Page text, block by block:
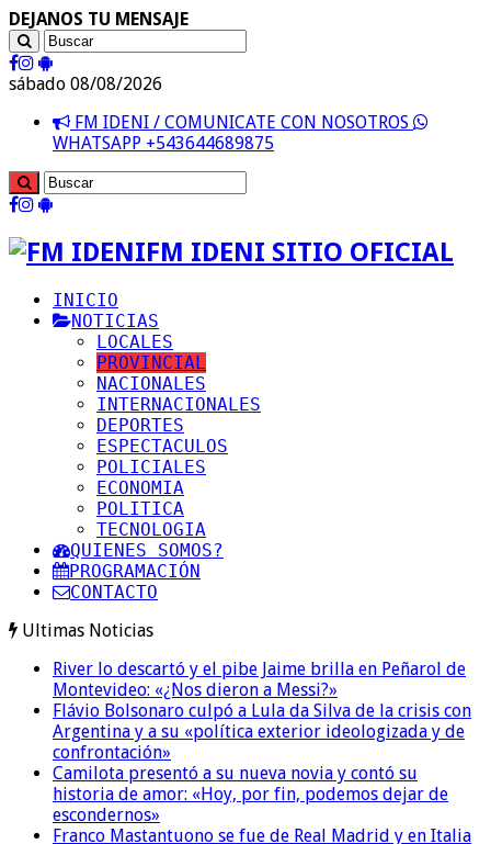
DEJANOS TU MENSAJE
sábado 08/08/2026
FM IDENI / COMUNICATE CON NOSOTROS
WHATSAPP +543644689875
FM IDENI SITIO OFICIAL
INICIO
NOTICIAS
LOCALES
PROVINCIAL
NACIONALES
INTERNACIONALES
DEPORTES
ESPECTACULOS
POLICIALES
ECONOMIA
POLITICA
TECNOLOGIA
QUIENES SOMOS?
PROGRAMACIÓN
CONTACTO
Ultimas Noticias
River lo descartó y el pibe Jaime brilla en Peñarol de
Montevideo: «¿Nos dieron a Messi?»
Flávio Bolsonaro culpó a Lula da Silva de la crisis con
Argentina y a su «política exterior ideologizada y de
confrontación»
Camilota presentó a su nueva novia y contó su
historia de amor: «Hoy, por fin, podemos dejar de
escondernos»
Franco Mastantuono se fue de Real Madrid y en Italia